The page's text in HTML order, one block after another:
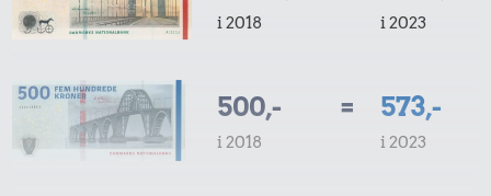
i 2018 i 2023
500,-
i 2018
= 573,-
i 2023